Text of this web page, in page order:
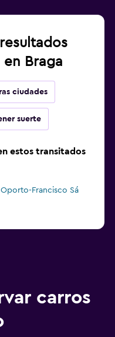
Braga
ciudades
suerte
estos transitados
Francisco Sá
carros